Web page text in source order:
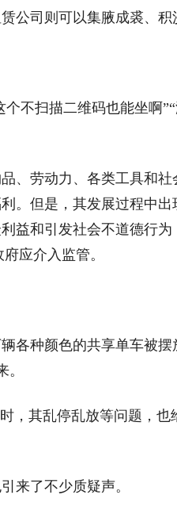
公司则可以集腋成裘、积
不扫描二维码也能坐啊
、劳动力、各类工具和
。但是，其发展过程中
益和引发社会不道德行为
应介入监管。
各种颜色的共享单车被
，其乱停乱放等问题，
来了不少质疑声。